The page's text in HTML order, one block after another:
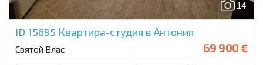
14
ID 15695 Квартира-студия в Антония
Святой Влас 69 900 €